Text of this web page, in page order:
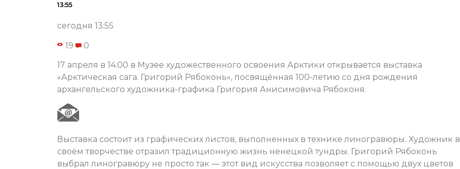
13:55
сегодня 13:55
19 0
17 апреля в 14:00 в Музее художественного освоения Арктики открывается выставка
«Арктическая сага. Григорий Рябоконь», посвящённая 100-летию со дня рождения
архангельского художника-графика Григория Анисимовича Рябоконя.
Выставка состоит из графических листов, выполненных в технике линогравюры. Художник в
своём творчестве отразил традиционную жизнь ненецкой тундры. Григорий Рябоконь
выбрал линогравюру не просто так — этот вид искусства позволяет с помощью двух цветов